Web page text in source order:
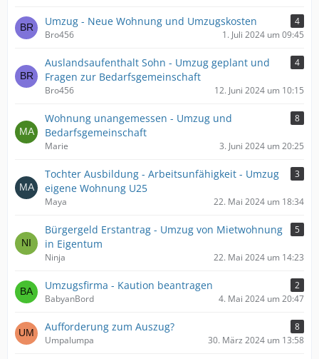
Umzug - Neue Wohnung und Umzugskosten
4
Bro456
1. Juli 2024 um 09:45
Auslandsaufenthalt Sohn - Umzug geplant und
Fragen zur Bedarfsgemeinschaft
4
Bro456 12. Juni 2024 um 10:15
Wohnung unangemessen - Umzug und
Bedarfsgemeinschaft
8
Marie 3. Juni 2024 um 20:25
Tochter Ausbildung - Arbeitsunfähigkeit - Umzug
eigene Wohnung U25
3
Maya 22. Mai 2024 um 18:34
Bürgergeld Erstantrag - Umzug von Mietwohnung
in Eigentum
5
Ninja 22. Mai 2024 um 14:23
Umzugsfirma - Kaution beantragen
2
BabyanBord
4. Mai 2024 um 20:47
Aufforderung zum Auszug?
8
Umpalumpa
30. März 2024 um 13:58